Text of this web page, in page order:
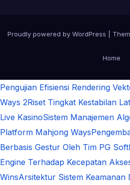
Proudly powered by WordPress
Home
Pengujian Efisiensi Rendering
Ways 2Riset Tingkat Kestabilan
Live KasinoSistem Manajemen
Platform Mahjong Ways
Berbasis Gestur Oleh Tim PG Soft
Engine Terhadap Kecepatan
WinsArsitektur Sistem Keamanan